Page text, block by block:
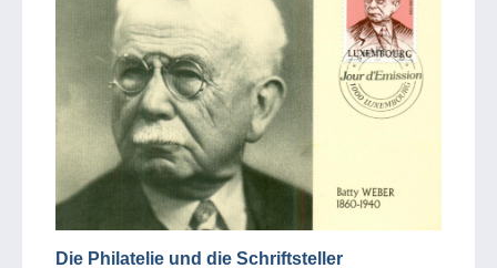
Die Philatelie und die Schriftsteller